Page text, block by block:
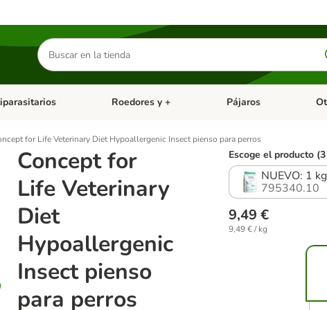
Buscar
productos
de categoria abierto: Dieta Vet.Menú de categoria abierto: Antiparasitarios
Roedores y + Menú de categoria
Pájaros
for Life Veterinary Diet Hypoallergenic Insect pienso para perros
Concept for
Life Veterinary
Diet
Hypoallergenic
Insect pienso
para perros
Escoge el producto
NUEVO: 1 kg
795340.10
9,49 €
9,49 € / kg